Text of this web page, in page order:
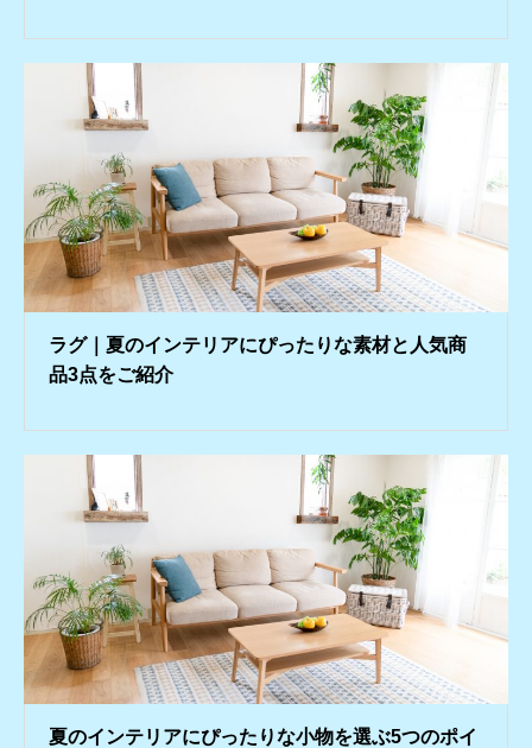
ラグ｜夏のインテリアにぴったりな素材と人気商
品3点をご紹介
夏のインテリアにぴったりな小物を選ぶ5つのポイ